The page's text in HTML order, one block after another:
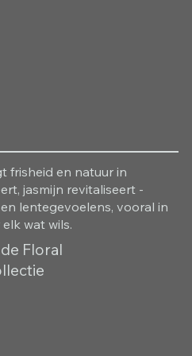
frisheid en natuur in
jasmijn revitaliseert -
lentegevoelens, vooral in
wat wils.
Floral